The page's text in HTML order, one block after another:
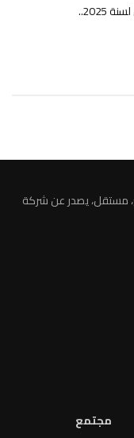
مستقل، يصدر عن شركة
مجتمع